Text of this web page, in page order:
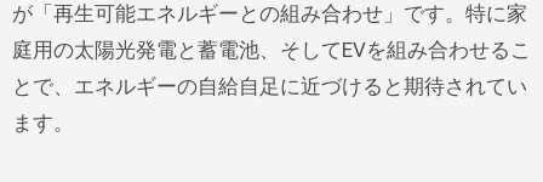
が「再生可能エネルギーとの組み合わせ」です。特に家
庭用の太陽光発電と蓄電池、そしてEVを組み合わせるこ
とで、エネルギーの自給自足に近づけると期待されてい
ます。